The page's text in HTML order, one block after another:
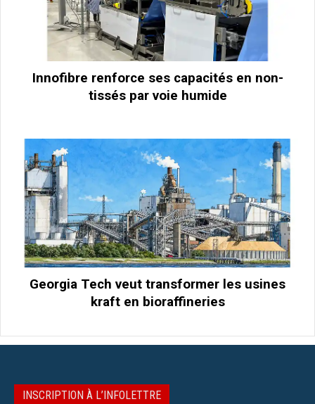
Innofibre renforce ses capacités en non-
tissés par voie humide
Georgia Tech veut transformer les usines
kraft en bioraffineries
INSCRIPTION À L’INFOLETTRE